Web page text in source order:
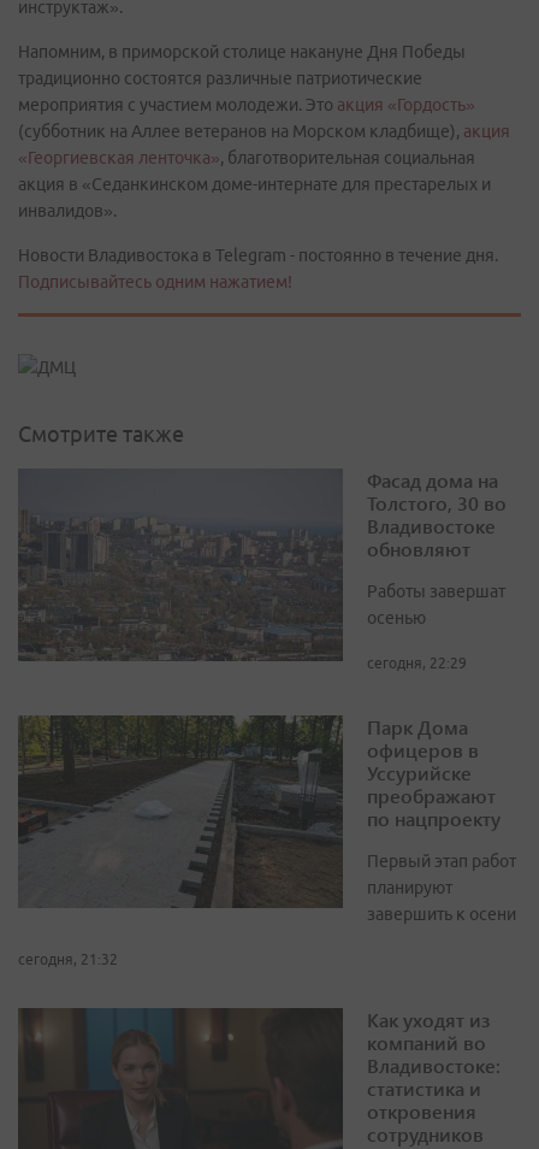
инструктаж».
Напомним, в приморской столице накануне Дня Победы
традиционно состоятся различные патриотические
мероприятия с участием молодежи. Это акция «Гордость»
(субботник на Аллее ветеранов на Морском кладбище), акция
«Георгиевская ленточка», благотворительная социальная
акция в «Седанкинском доме-интернате для престарелых и
инвалидов».
Новости Владивостока в Telegram - постоянно в течение дня.
Подписывайтесь одним нажатием!
Смотрите также
Фасад дома на
Толстого, 30 во
Владивостоке
обновляют
Работы завершат
осенью
сегодня, 22:29
Парк Дома
офицеров в
Уссурийске
преображают
по нацпроекту
Первый этап работ
планируют
завершить к осени
сегодня, 21:32
Как уходят из
компаний во
Владивостоке:
статистика и
откровения
сотрудников